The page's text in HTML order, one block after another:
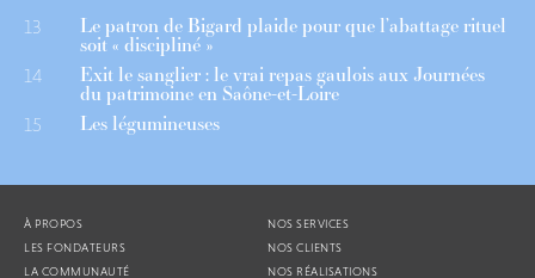
13 Le patron de Bigard plaide pour que l’abattage rituel
soit « discipliné »
14 Exit le sanglier : le vrai repas gaulois aux Journées
du patrimoine en Saône-et-Loire
15 Les légumineuses
À PROPOS
LES FONDATEURS
LA COMMUNAUTÉ
NOS SERVICES
NOS CLIENTS
NOS RÉALISATIONS